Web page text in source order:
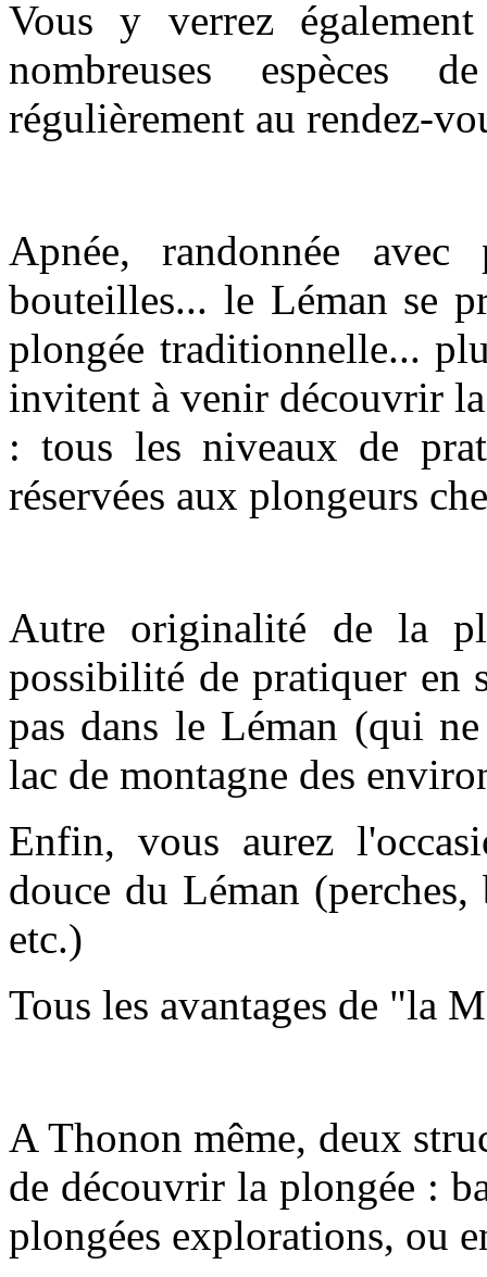
Vous y verrez
nombreuses espèces
régulièrement au rendez-
Apnée, randonnée
bouteilles... le Léman se
plongée traditionnelle...
invitent à venir découvrir
: tous les niveaux de
réservées aux plongeurs
Autre originalité de la
possibilité de pratiquer en
pas dans le Léman (qui
lac de montagne des
Enfin, vous aurez
douce du Léman (perches,
etc.)
Tous les avantages de "la
A Thonon même, deux
de découvrir la plongée :
plongées explorations, ou